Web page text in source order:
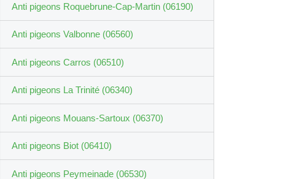
Anti pigeons Roquebrune-Cap-Martin (06190)
Anti pigeons Valbonne (06560)
Anti pigeons Carros (06510)
Anti pigeons La Trinité (06340)
Anti pigeons Mouans-Sartoux (06370)
Anti pigeons Biot (06410)
Anti pigeons Peymeinade (06530)